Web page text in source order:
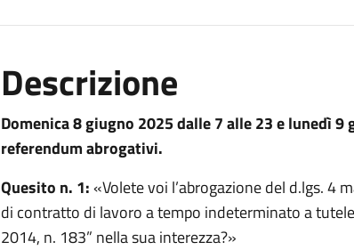
Descrizione
Domenica 8 giugno 2025 dalle 7 alle 23 e lunedì
referendum abrogativi.
Quesito n. 1:«Volete voi l’abrogazione del d.lgs. 4
di contratto di lavoro a tempo indeterminato a
2014, n. 183” nella sua interezza?»